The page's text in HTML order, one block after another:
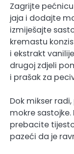
Zagrijte
jaja i dodajte
izmiješajte
kremastu
i ekstrakt
drugoj zdjeli
i prašak za
Dok mikser
mokre
prebacite
pazeći da je